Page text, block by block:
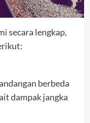
secara lengkap,
berbeda
dampak jangka